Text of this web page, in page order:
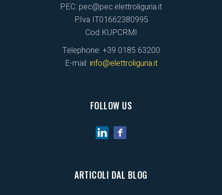
PEC: pec@pec.elettroliguria.it
P.Iva IT01662380995
Cod KUPCRMI
Telephone: +39 0185 63200
E-mail: info@elettroliguria.it
FOLLOW US
ARTICOLI DAL BLOG